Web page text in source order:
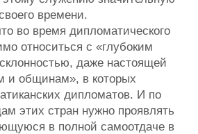
времени.
во время дипломатического
относиться с «глубоким
даже настоящей
и общинам», в которых
дипломатов. И по
этих стран нужно проявлять
в полной самоотдаче в